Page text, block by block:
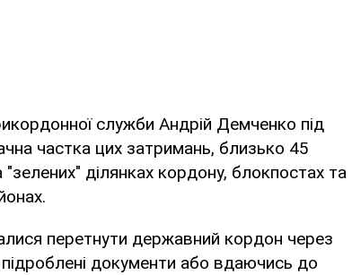
служби Андрій Демченко під
частка цих затримань, близько 45
ділянках кордону, блокпостах та
перетнути державний кордон через
підроблені документи або вдаючись до